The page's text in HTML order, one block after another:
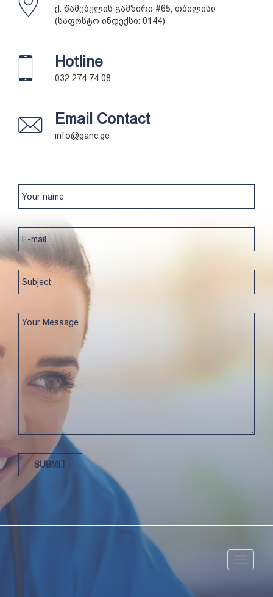
ქ. წამებულის გამზირი #65, თბილისი
(საფოსტო ინდექსი: 0144)
Hotline
032 274 74 08
Email Contact
info@ganc.ge
Toggle